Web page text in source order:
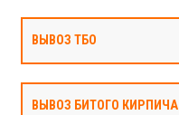
ВЫВОЗ ТБО
ВЫВОЗ БИТОГО КИРПИЧА